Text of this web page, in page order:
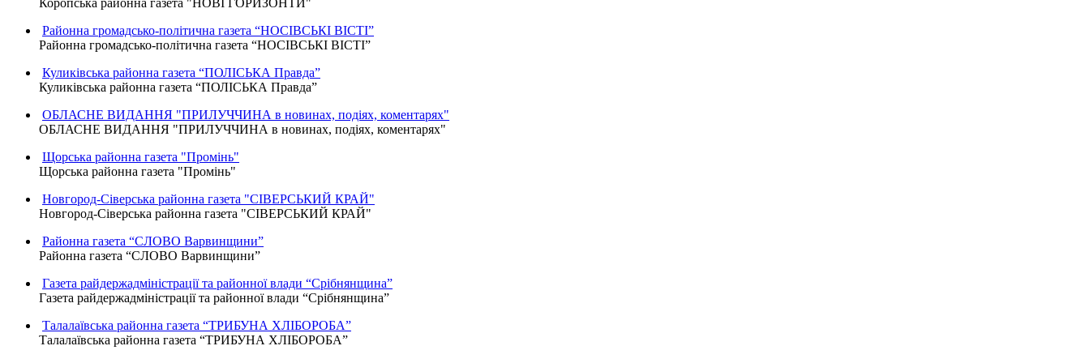
Районна громадсько-політична газета “НОСІВСЬКІ ВІСТІ”
Районна громадсько-політична газета “НОСІВСЬКІ ВІСТІ”
Куликівська районна газета “ПОЛІСЬКА Правда”
Куликівська районна газета “ПОЛІСЬКА Правда”
ОБЛАСНЕ ВИДАННЯ "ПРИЛУЧЧИНА в новинах, подіях, коментарях"
ОБЛАСНЕ ВИДАННЯ "ПРИЛУЧЧИНА в новинах, подіях, коментарях"
Щорська районна газета "Промінь"
Щорська районна газета "Промінь"
Новгород-Сіверська районна газета "СІВЕРСЬКИЙ КРАЙ"
Новгород-Сіверська районна газета "СІВЕРСЬКИЙ КРАЙ"
Районна газета “СЛОВО Варвинщини”
Районна газета “СЛОВО Варвинщини”
Газета райдержадміністрації та районної влади “Срібнянщина”
Газета райдержадміністрації та районної влади “Срібнянщина”
Талалаївська районна газета “ТРИБУНА ХЛІБОРОБА”
Талалаївська районна газета “ТРИБУНА ХЛІБОРОБА”